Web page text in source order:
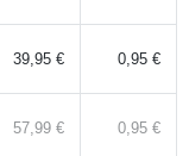
39,95 € 0,95 €
57,99 € 0,95 €